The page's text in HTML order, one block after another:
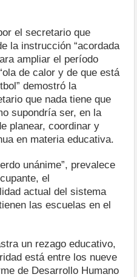
el secretario que
la instrucción “acordada
ampliar el período
de calor y de que está
demostró la
que nada tiene que
supondría ser, en la
planear, coordinar y
en materia educativa.
unánime”, prevalece
el
actual del sistema
las escuelas en el
un rezago educativo,
está entre los nueve
de Desarrollo Humano